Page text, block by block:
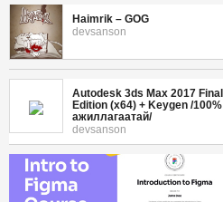
Haimrik – GOG
devsanson
Autodesk 3ds Max 2017 Final
Edition (x64) + Keygen /100%
ажиллагаатай/
devsanson